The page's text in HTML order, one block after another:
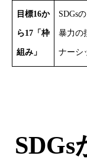
目標16か
ら17「枠
組み」
SDGs
暴力の
ナーシ